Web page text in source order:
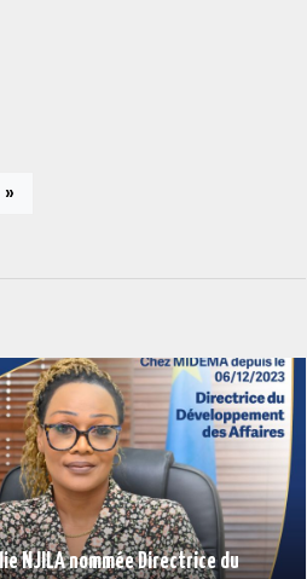
NJILA nommée Directrice du